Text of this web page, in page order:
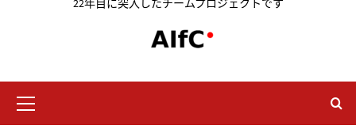
22年目に突入したチームプロジェクトです
イ
ン